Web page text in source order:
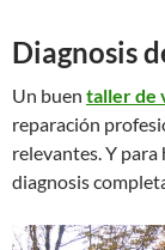
Diagnosis
Un buen taller de
reparación
relevantes. Y
diagnosis